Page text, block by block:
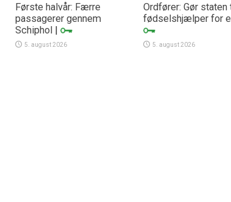
Første halvår: Færre
passagerer gennem
Schiphol |
5. august 2026
Ordfører: Gør staten
fødselshjælper for
5. august 2026